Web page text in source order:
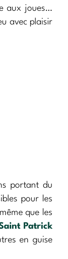
aux joues…
avec plaisir
portant du
pour les
que les
Patrick
en guise